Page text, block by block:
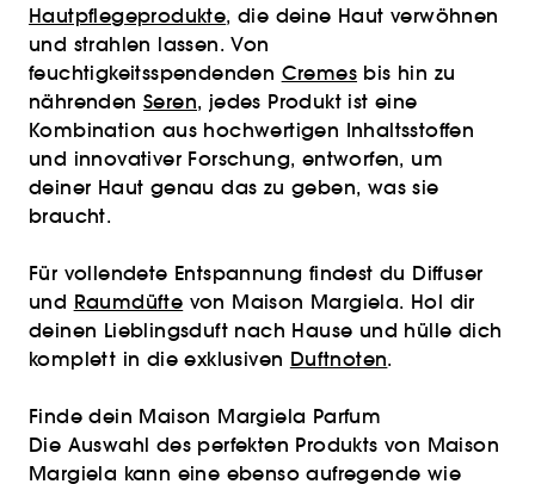
Hautpflegeprodukte, die deine Haut verwöhnen
und strahlen lassen. Von
feuchtigkeitsspendenden Cremes bis hin zu
nährendenSeren, jedes Produkt ist eine
Kombination aus hochwertigen Inhaltsstoffen
und innovativer Forschung, entworfen, um
deiner Haut genau das zu geben, was sie
braucht.
Für vollendete Entspannung findest du Diffuser
und Raumdüfte von Maison Margiela. Hol dir
deinen Lieblingsduft nach Hause und hülle dich
komplett in die exklusiven Duftnoten.
Finde dein Maison Margiela Parfum
Die Auswahl des perfekten Produkts von Maison
Margiela kann eine ebenso aufregende wie